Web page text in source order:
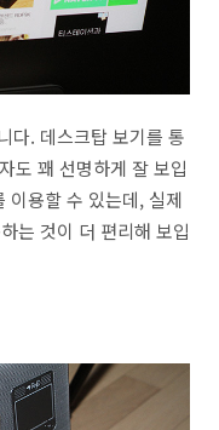
다. 데스크탑 보기를 통
도 꽤 선명하게 잘 보입
이용할 수 있는데, 실제
는 것이 더 편리해 보입